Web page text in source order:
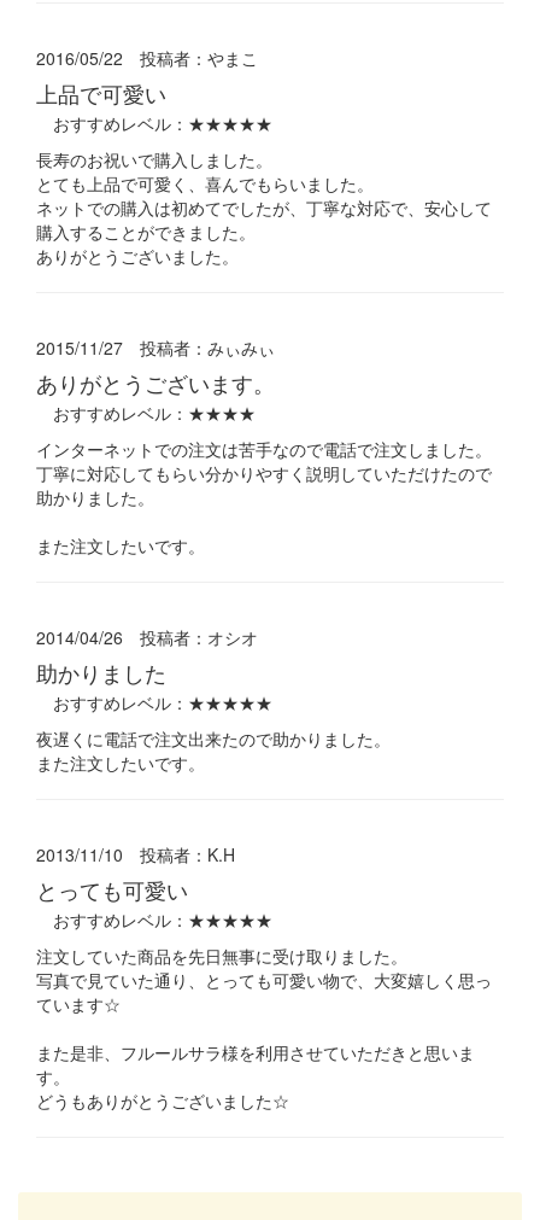
2016/05/22 投稿者： やまこ
上品で可愛い
おすすめレベル： ★★★★★
長寿のお祝いで購入しました。
とても上品で可愛く、喜んでもらいました。
ネットでの購入は初めてでしたが、丁寧な対応で、安心して
購入することができました。
ありがとうございました。
2015/11/27 投稿者： みぃみぃ
ありがとうございます。
おすすめレベル： ★★★★
インターネットでの注文は苦手なので電話で注文しました。
丁寧に対応してもらい分かりやすく説明していただけたので
助かりました。
また注文したいです。
2014/04/26 投稿者： オシオ
助かりました
おすすめレベル： ★★★★★
夜遅くに電話で注文出来たので助かりました。
また注文したいです。
2013/11/10 投稿者： K.H
とっても可愛い
おすすめレベル： ★★★★★
注文していた商品を先日無事に受け取りました。
写真で見ていた通り、とっても可愛い物で、大変嬉しく思っ
ています☆
また是非、フルールサラ様を利用させていただきと思いま
す。
どうもありがとうございました☆